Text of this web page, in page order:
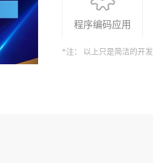
程序编码应用
*注： 以上只是简洁的开